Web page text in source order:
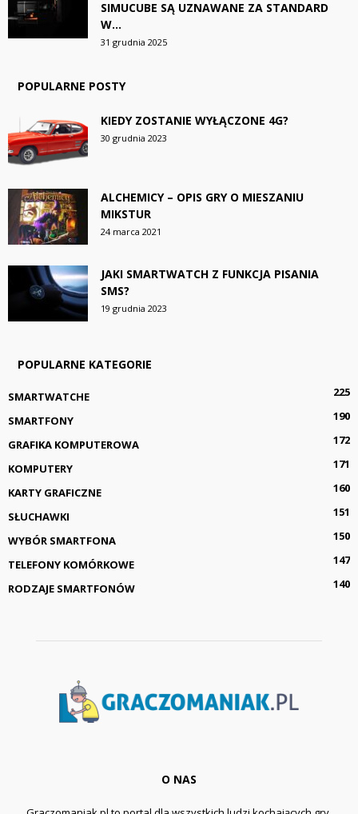
SIMUCUBE SĄ UZNAWANE ZA STANDARD
W...
31 grudnia 2025
POPULARNE POSTY
KIEDY ZOSTANIE WYŁĄCZONE 4G?
30 grudnia 2023
ALCHEMICY – OPIS GRY O MIESZANIU
MIKSTUR
24 marca 2021
JAKI SMARTWATCH Z FUNKCJA PISANIA
SMS?
19 grudnia 2023
POPULARNE KATEGORIE
SMARTWATCHE
225
SMARTFONY
190
GRAFIKA KOMPUTEROWA
172
KOMPUTERY
171
KARTY GRAFICZNE
160
SŁUCHAWKI
151
WYBÓR SMARTFONA
150
TELEFONY KOMÓRKOWE
147
RODZAJE SMARTFONÓW
140
O NAS